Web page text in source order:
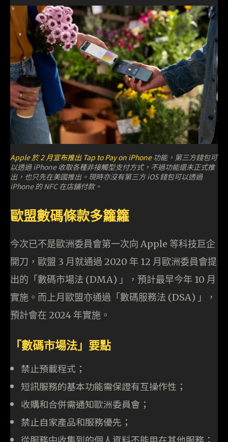
Apple 於 2 月宣布推出 Tap to Pay on iPhone功能，第三方錢包可
以透過 iPhone 收取各種非接觸型支付方式，不過功能還未正式推
出，也只先在美國推出。現時亦沒有第三方 iOS 錢包可以透過
iPhone 的 NFC 在店舖付款。
歐盟數碼條款多籮籮
今次已不是歐洲委員會第一次向 Apple 等科技巨企
開刀，歐盟 3 月就通過 2020 年 12 月歐洲委員會提
出的「數碼市場法 (DMA) 」，預計最早今年 10 月
實施。而上月歐盟亦通過「數碼服務法 (DSA) 」，
預計會在 2024 年實施。
「數碼市場法」要點
禁止預載程式；
短訊服務的基本功能需保證有互操作性；
收購和合併需通知歐洲委員會；
禁止自家產品和服務優先；